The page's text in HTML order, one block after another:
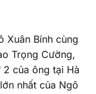
Xuân Bính cùng
Trọng Cường,
2 của ông tại Hà
nhất của Ngô